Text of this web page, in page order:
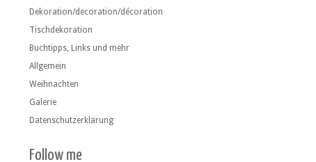
Dekoration/decoration/décoration
Tischdekoration
Buchtipps, Links und mehr
Allgemein
Weihnachten
Galerie
Datenschutzerklärung
Follow me